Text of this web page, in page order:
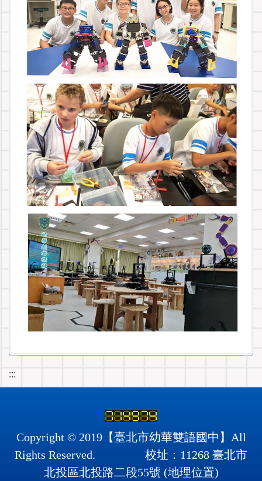
:::
Copyright © 2019【臺北市幼華雙語國中】All
Rights Reserved. 校址：11268 臺北市
北投區北投路二段55號 (地理位置)